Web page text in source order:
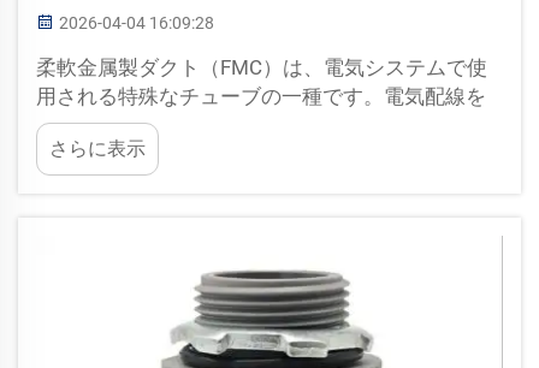
2026-04-04 16:09:28
柔軟金属製ダクト（FMC）は、電気システムで使
用される特殊なチューブの一種です。電気配線を
保護し、安全性を確保します。FMCを使用する
と、電線を損傷から守るだけでなく、アース（接
地）機能においても重要な役割を果たします。ア
さらに表示